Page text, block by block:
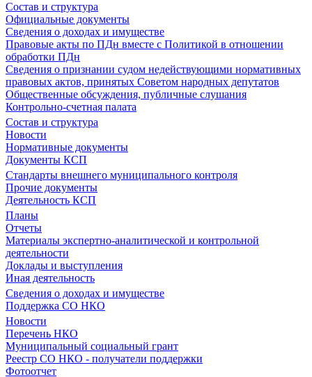
Состав и структура
Официальные документы
Сведения о доходах и имуществе
Правовые акты по ПДн вместе с Политикой в отношении
обработки ПДн
Сведения о признании судом недействующими нормативных
правовых актов, принятых Советом народных депутатов
Общественные обсуждения, публичные слушания
Контрольно-счетная палата
Состав и структура
Новости
Нормативные документы
Документы КСП
Стандарты внешнего муниципального контроля
Прочие документы
Деятельность КСП
Планы
Отчеты
Материалы экспертно-аналитической и контрольной
деятельности
Доклады и выступления
Иная деятельность
Сведения о доходах и имуществе
Поддержка СО НКО
Новости
Перечень НКО
Муниципальный социальный грант
Реестр СО НКО - получатели поддержки
Фотоотчет